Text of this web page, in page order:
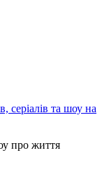
серіалів та шоу на
про життя